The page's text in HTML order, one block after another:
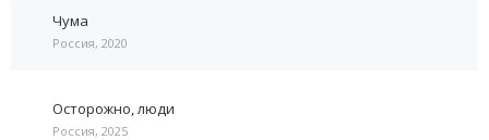
Чума
Россия, 2020
Осторожно, люди
Россия, 2025